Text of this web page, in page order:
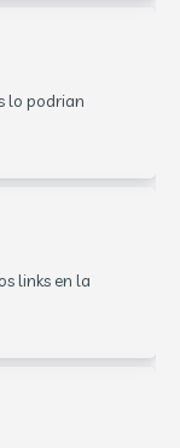
lo podrian
links en la